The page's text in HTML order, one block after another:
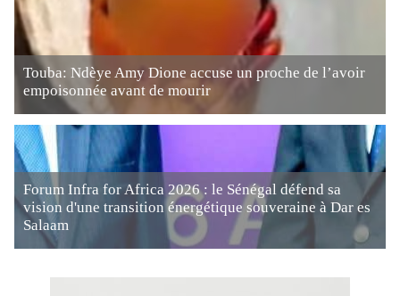
Touba: Ndèye Amy Dione accuse un proche de l’avoir
empoisonnée avant de mourir
Forum Infra for Africa 2026 : le Sénégal défend sa
vision d'une transition énergétique souveraine à Dar es
Salaam